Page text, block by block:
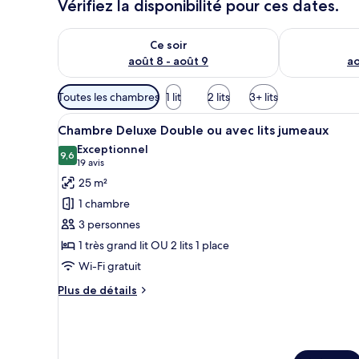
s
Vérifiez la disponibilité pour ces dates.
Ce soir
août 8 - août 9
Vérifier la disponibilité pour ce soir août 8 - août 9
Vérifier la
Filtres
disponibles
pour
les
chambres
Toutes les chambres 1 lit 2 lits 3+ lits
Afficher
toutes
les
photos
pour
ce
type
de
chambre :
Chambre
Une chambre d’hôtel avec
5
Chambre Deluxe Double ou avec lits jumeaux
9,69,6 sur 10
Exceptionnel
19 avis
(19 avis)
25 m²
1 chambre
3 personnes
1 très grand lit OU 2 lits 1 place
Wi-Fi gratuit
Plus de détails
Plus